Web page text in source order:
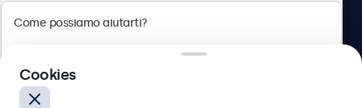
Cookies